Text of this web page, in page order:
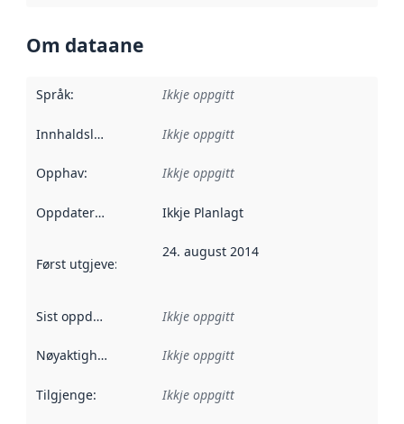
Om dataane
Språk: Ikkje oppgitt
Innhaldsleverandørar :
Ikkje oppgitt
Opphav: Ikkje oppgitt
Oppdateringsfrekvens :
Ikkje Planlagt
Først utgjeve: Denne datoen seier når dataa i dette
24. august 2014
Sist oppdatert Ikkje oppgitt
Nøyaktigheit Ikkje oppgitt
Tilgjenge: Ikkje oppgitt